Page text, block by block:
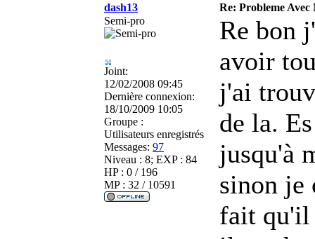
dash13
Re: Probleme
Semi-pro
Joint:
12/02/2008 09:45
Dernière connexion:
18/10/2009 10:05
Groupe :
Utilisateurs enregistrés
Messages: 97
Niveau : 8; EXP : 84
HP : 0 / 196
MP : 32 / 10591
Re bon
avoir
j'ai
de la.
jusqu'à
sinon je
fait qu'il